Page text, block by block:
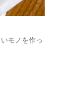
モノを作っ